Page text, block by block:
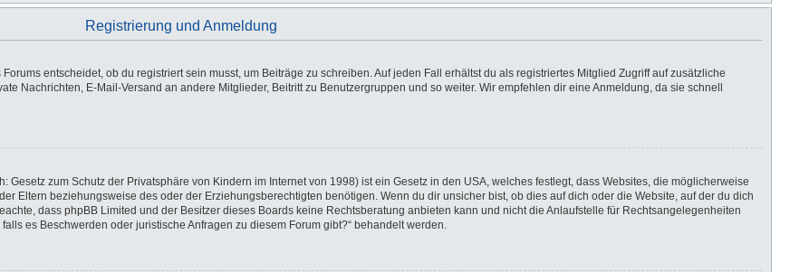
Registrierung und Anmeldung
entscheidet, ob du registriert sein musst, um Beiträge zu schreiben. Auf jeden Fall erhältst du als registriertes Mitglied Zugriff auf zusätzliche
Nachrichten, E-Mail-Versand an andere Mitglieder, Beitritt zu Benutzergruppen und so weiter. Wir empfehlen dir eine Anmeldung, da sie schnell
Gesetz zum Schutz der Privatsphäre von Kindern im Internet von 1998) ist ein Gesetz in den USA, welches festlegt, dass Websites, die möglicherweise
Eltern beziehungsweise des oder der Erziehungsberechtigten benötigen. Wenn du dir unsicher bist, ob dies auf dich oder die Website, auf der du dich
dass phpBB Limited und der Besitzer dieses Boards keine Rechtsberatung anbieten kann und nicht die Anlaufstelle für Rechtsangelegenheiten
es Beschwerden oder juristische Anfragen zu diesem Forum gibt?“ behandelt werden.